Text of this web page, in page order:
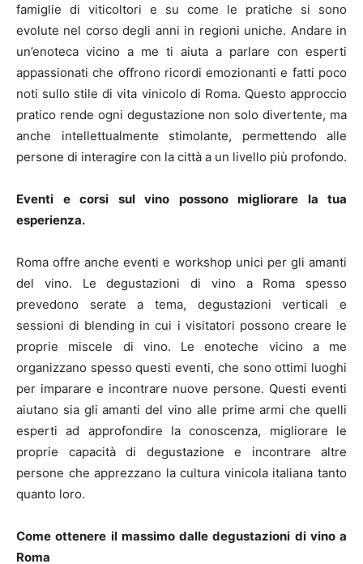
famiglie di viticoltori e su come le pratiche si sono
evolute nel corso degli anni in regioni uniche. Andare in
un’enoteca vicino a me ti aiuta a parlare con esperti
appassionati che offrono ricordi emozionanti e fatti poco
noti sullo stile di vita vinicolo di Roma. Questo approccio
pratico rende ogni degustazione non solo divertente, ma
anche intellettualmente stimolante, permettendo alle
persone di interagire con la città a un livello più profondo.
Eventi e corsi sul vino possono migliorare la tua
esperienza.
Roma offre anche eventi e workshop unici per gli amanti
del vino. Le degustazioni di vino a Roma spesso
prevedono serate a tema, degustazioni verticali e
sessioni di blending in cui i visitatori possono creare le
proprie miscele di vino. Le enoteche vicino a me
organizzano spesso questi eventi, che sono ottimi luoghi
per imparare e incontrare nuove persone. Questi eventi
aiutano sia gli amanti del vino alle prime armi che quelli
esperti ad approfondire la conoscenza, migliorare le
proprie capacità di degustazione e incontrare altre
persone che apprezzano la cultura vinicola italiana tanto
quanto loro.
Come ottenere il massimo dalle degustazioni di vino a
Roma